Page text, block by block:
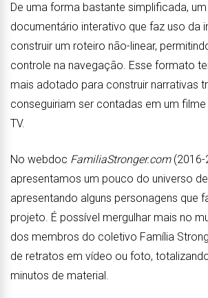
De uma forma bastante simplificada,
documentário interativo que faz uso da
construir um roteiro não-linear,
controle na navegação. Esse formato
mais adotado para construir narrativas
conseguiriam ser contadas em um
TV.
No webdoc FamiliaStronger.com (2016-
apresentamos um pouco do universo
apresentando alguns personagens que
projeto. É possível mergulhar mais no
dos membros do coletivo Família
de retratos em vídeo ou foto,
minutos de material.